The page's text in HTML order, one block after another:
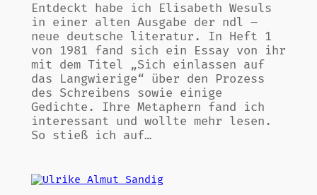
Entdeckt habe ich Elisabeth Wesuls
in einer alten Ausgabe der ndl –
neue deutsche literatur. In Heft 1
von 1981 fand sich ein Essay von ihr
mit dem Titel „Sich einlassen auf
das Langwierige“ über den Prozess
des Schreibens sowie einige
Gedichte. Ihre Metaphern fand ich
interessant und wollte mehr lesen.
So stieß ich auf…